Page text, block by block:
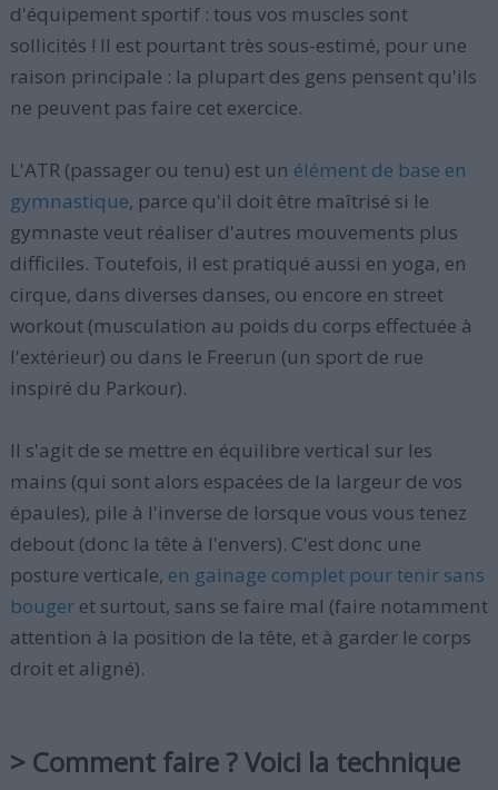
d'équipement sportif : tous vos muscles sont
sollicités ! Il est pourtant très sous-estimé, pour une
raison principale : la plupart des gens pensent qu'ils
ne peuvent pas faire cet exercice.
L'ATR (passager ou tenu) est un élément de base en
gymnastique, parce qu'il doit être maîtrisé si le
gymnaste veut réaliser d'autres mouvements plus
difficiles. Toutefois, il est pratiqué aussi en yoga, en
cirque, dans diverses danses, ou encore en street
workout (musculation au poids du corps effectuée à
l'extérieur) ou dans le Freerun (un sport de rue
inspiré du Parkour).
Il s'agit de se mettre en équilibre vertical sur les
mains (qui sont alors espacées de la largeur de vos
épaules), pile à l'inverse de lorsque vous vous tenez
debout (donc la tête à l'envers). C'est donc une
posture verticale, en gainage complet pour tenir sans
bougeret surtout, sans se faire mal (faire notamment
attention à la position de la tête, et à garder le corps
droit et aligné).
> Comment faire ? Voici la technique